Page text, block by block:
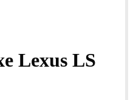
Lexus LS